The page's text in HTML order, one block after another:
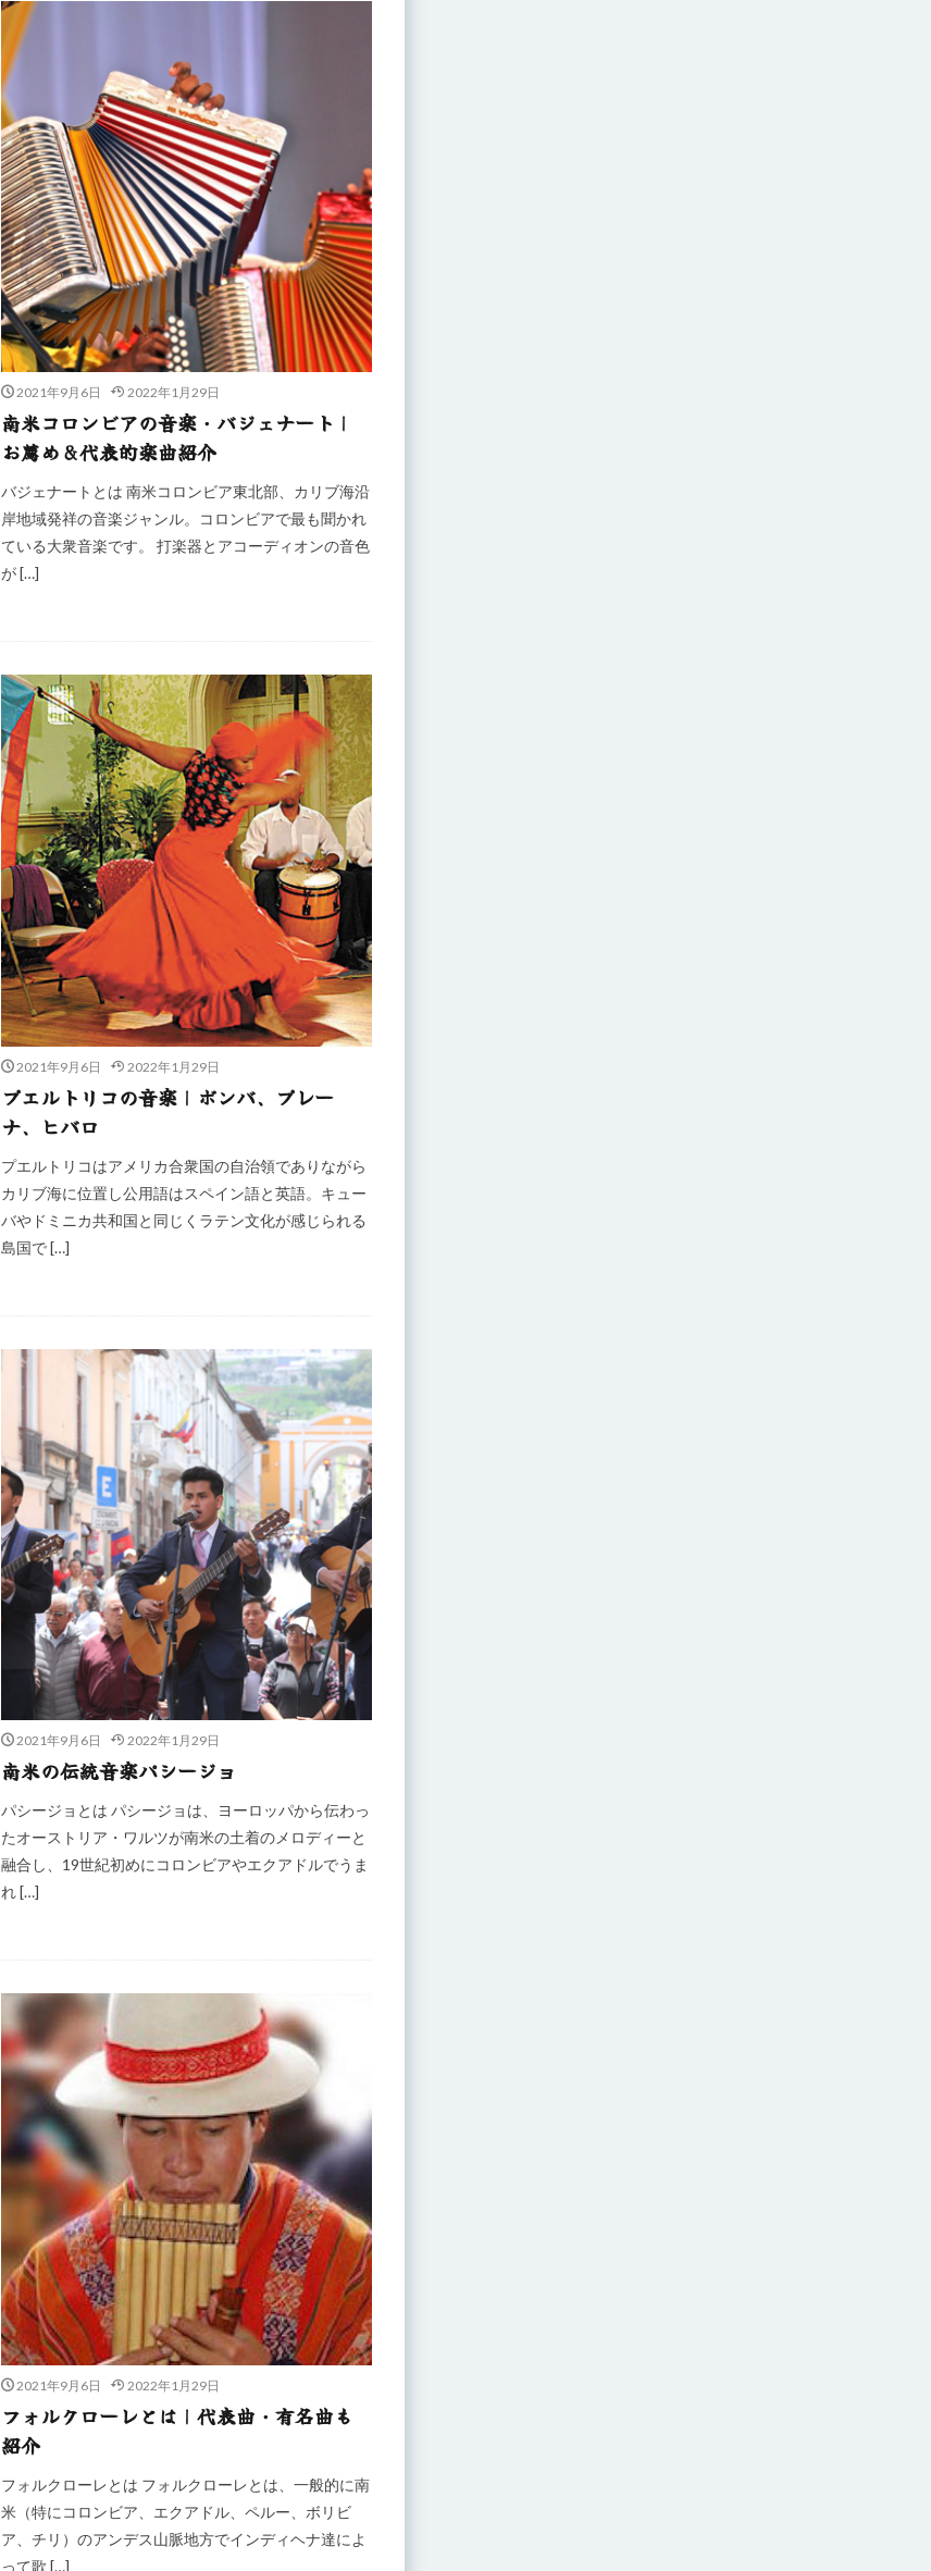
2021年9月6日 2022年1月29日
南米コロンビアの音楽・バジェナート｜
お薦め&代表的楽曲紹介
バジェナートとは 南米コロンビア東北部、カリブ海沿
岸地域発祥の音楽ジャンル。コロンビアで最も聞かれ
ている大衆音楽です。 打楽器とアコーディオンの音色
が […]
2021年9月6日 2022年1月29日
プエルトリコの音楽｜ボンバ、プレー
ナ、ヒバロ
プエルトリコはアメリカ合衆国の自治領でありながら
カリブ海に位置し公用語はスペイン語と英語。キュー
バやドミニカ共和国と同じくラテン文化が感じられる
島国で […]
2021年9月6日 2022年1月29日
南米の伝統音楽パシージョ
パシージョとは パシージョは、ヨーロッパから伝わっ
たオーストリア・ワルツが南米の土着のメロディーと
融合し、19世紀初めにコロンビアやエクアドルでうま
れ […]
2021年9月6日 2022年1月29日
フォルクローレとは｜代表曲・有名曲も
紹介
フォルクローレとは フォルクローレとは、一般的に南
米（特にコロンビア、エクアドル、ペルー、ボリビ
ア、チリ）のアンデス山脈地方でインディヘナ達によ
って歌 […]